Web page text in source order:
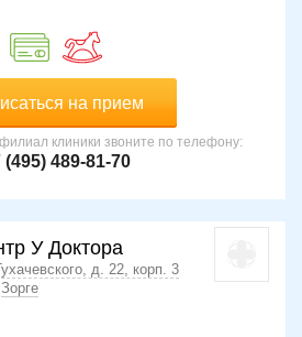
на прием
клиники звоните по телефону:
(495) 489-81-70
У Доктора
д. 22, корп. 3
Зорге